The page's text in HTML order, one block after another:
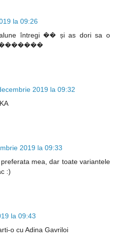
la 09:26
alune întregi �� și as dori sa o
��������
2019 la 09:32
2019 la 09:33
mea, dar toate variantele
:)
la 09:43
o cu Adina Gavriloi